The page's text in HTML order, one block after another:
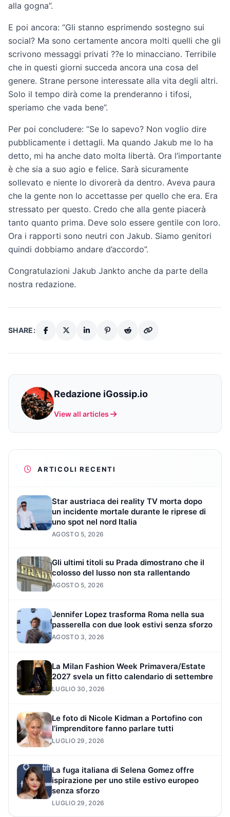
alla gogna”.
E poi ancora: “Gli stanno esprimendo sostegno sui
social? Ma sono certamente ancora molti quelli che gli
scrivono messaggi privati ??e lo minacciano. Terribile
che in questi giorni succeda ancora una cosa del
genere. Strane persone interessate alla vita degli altri.
Solo il tempo dirà come la prenderanno i tifosi,
speriamo che vada bene”.
Per poi concludere: “Se lo sapevo? Non voglio dire
pubblicamente i dettagli. Ma quando Jakub me lo ha
detto, mi ha anche dato molta libertà. Ora l’importante
è che sia a suo agio e felice. Sarà sicuramente
sollevato e niente lo divorerà da dentro. Aveva paura
che la gente non lo accettasse per quello che era. Era
stressato per questo. Credo che alla gente piacerà
tanto quanto prima. Deve solo essere gentile con loro.
Ora i rapporti sono neutri con Jakub. Siamo genitori
quindi dobbiamo andare d’accordo”.
Congratulazioni Jakub Jankto anche da parte della
nostra redazione.
SHARE:
Redazione iGossip.io
View all articles
ARTICOLI RECENTI
Star austriaca dei reality TV morta dopo
un incidente mortale durante le riprese di
uno spot nel nord Italia
AGOSTO 5, 2026
Gli ultimi titoli su Prada dimostrano che il
colosso del lusso non sta rallentando
AGOSTO 5, 2026
Jennifer Lopez trasforma Roma nella sua
passerella con due look estivi senza sforzo
AGOSTO 3, 2026
La Milan Fashion Week Primavera/Estate
2027 svela un fitto calendario di settembre
LUGLIO 30, 2026
Le foto di Nicole Kidman a Portofino con
l’imprenditore fanno parlare tutti
LUGLIO 29, 2026
La fuga italiana di Selena Gomez offre
ispirazione per uno stile estivo europeo
senza sforzo
LUGLIO 29, 2026